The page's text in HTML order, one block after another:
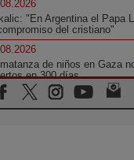
"En Argentina el Papa
del cristiano"
matanza de niños en Gaza
en 300 días
La guerra desfigura el